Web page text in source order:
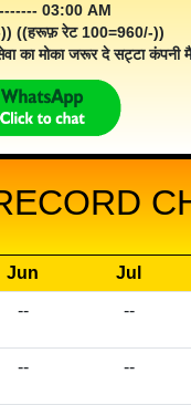
03:00 AM
)) ((हरूफ़ रेट 100=960/-))
का मोका जरूर दे सट्टा कंपनी
Jun Jul
-- --
-- --